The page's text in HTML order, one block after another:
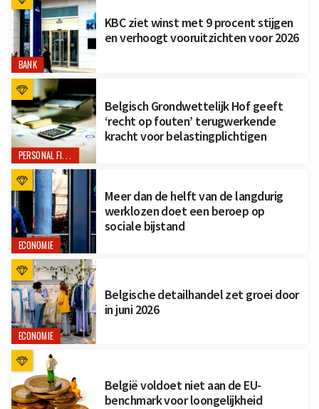
BANK
KBC ziet winst met 9 procent stijgen
en verhoogt vooruitzichten voor 2026
PERSONAL FINANCE
Belgisch Grondwettelijk Hof geeft
‘recht op fouten’ terugwerkende
kracht voor belastingplichtigen
ECONOMIE
Meer dan de helft van de langdurig
werklozen doet een beroep op
sociale bijstand
ECONOMIE
Belgische detailhandel zet groei door
in juni 2026
België voldoet niet aan de EU-
benchmark voor loongelijkheid